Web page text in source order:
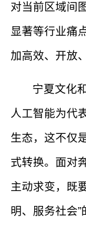
对当前区域间
显著等行业痛
加高效、开放
宁夏文化
人工智能为代
生态，这不仅
式转换。面对
主动求变，既
明、服务社会”